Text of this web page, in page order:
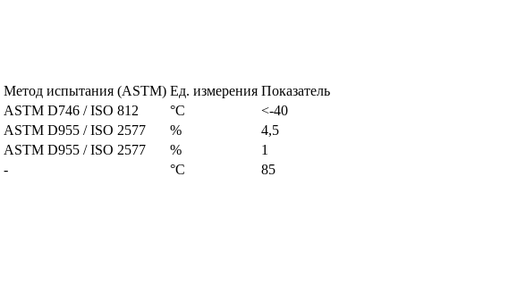
Метод испытания (ASTM) Ед. измерения Показатель
ASTM D746 / ISO 812 °С
<-40
ASTM D955 / ISO 2577 %
4,5
ASTM D955 / ISO 2577 %
1
- °С 85